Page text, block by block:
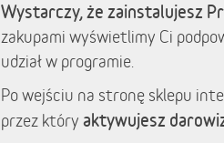
Wystarczy, że zainstalujesz
zakupami wyświetlimy Ci
udział w programie.
Po wejściu na stronę sklepu
przez który aktywujesz